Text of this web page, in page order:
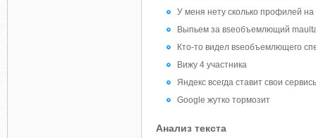
У меня нету сколько профилей
Выпьем за вseoбъемлющий
Кто-то видел вseoбъемлющего
Вижу 4 участника
Яндекс всегда ставит свои
Google жутко тормозит
Анализ текста